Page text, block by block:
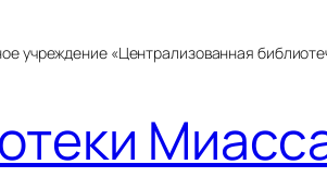
учреждение «Централизованная